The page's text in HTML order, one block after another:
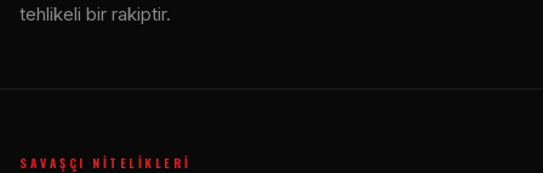
tehlikeli bir rakiptir.
SAVAŞÇI NITELIKLERI